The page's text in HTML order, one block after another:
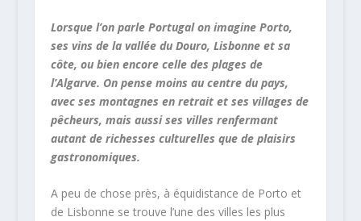
Lorsque l’on parle Portugal on imagine Porto,
ses vins de la vallée du Douro, Lisbonne et sa
côte, ou bien encore celle des plages de
l’Algarve. On pense moins au centre du pays,
avec ses montagnes en retrait et ses villages de
pêcheurs, mais aussi ses villes renfermant
autant de richesses culturelles que de plaisirs
gastronomiques.
A peu de chose près, à équidistance de Porto et
de Lisbonne se trouve l’une des villes les plus